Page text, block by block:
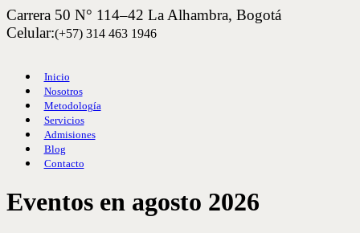
Carrera 50 N° 114–42 La Alhambra, Bogotá
Celular:(+57) 314 463 1946
Inicio
Nosotros
Metodología
Servicios
Admisiones
Blog
Contacto
Eventos en agosto 2026